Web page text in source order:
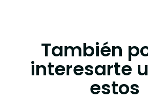
También
interesarte
estos